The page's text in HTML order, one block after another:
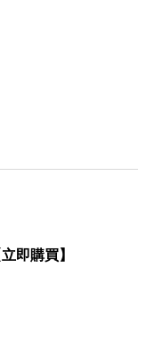
即購買】